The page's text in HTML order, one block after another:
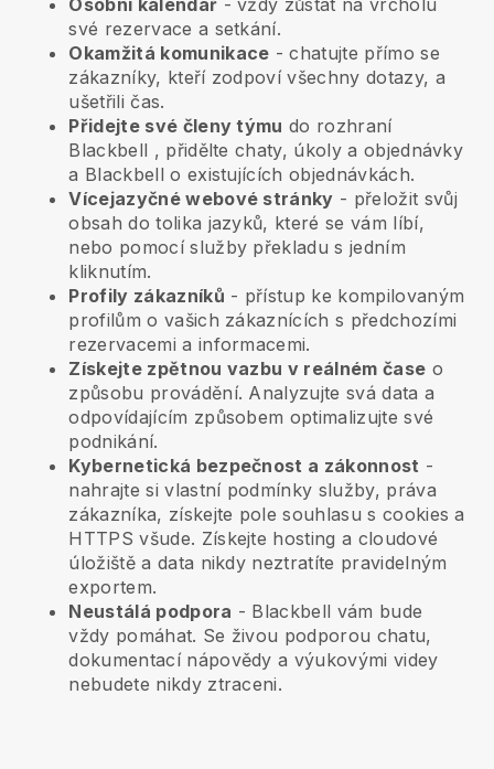
Osobní kalendář - vždy zůstat na vrcholu
své rezervace a setkání.
Okamžitá komunikace - chatujte přímo se
zákazníky, kteří zodpoví všechny dotazy, a
ušetřili čas.
Přidejte své členy týmu do rozhraní
Blackbell , přidělte chaty, úkoly a objednávky
a Blackbell o existujících objednávkách.
Vícejazyčné webové stránky - přeložit svůj
obsah do tolika jazyků, které se vám líbí,
nebo pomocí služby překladu s jedním
kliknutím.
Profily zákazníků - přístup ke kompilovaným
profilům o vašich zákaznících s předchozími
rezervacemi a informacemi.
Získejte zpětnou vazbu v reálném čase o
způsobu provádění. Analyzujte svá data a
odpovídajícím způsobem optimalizujte své
podnikání.
Kybernetická bezpečnost a zákonnost -
nahrajte si vlastní podmínky služby, práva
zákazníka, získejte pole souhlasu s cookies a
HTTPS všude. Získejte hosting a cloudové
úložiště a data nikdy neztratíte pravidelným
exportem.
Neustálá podpora - Blackbell vám bude
vždy pomáhat. Se živou podporou chatu,
dokumentací nápovědy a výukovými videy
nebudete nikdy ztraceni.